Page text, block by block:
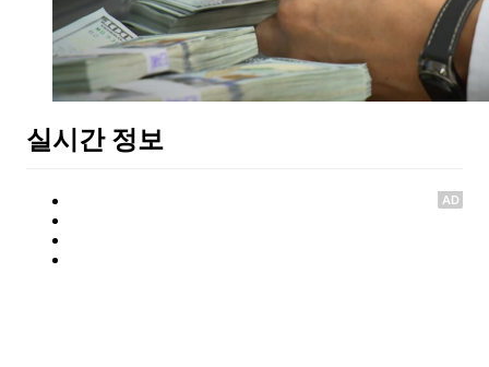
실시간 정보
AD